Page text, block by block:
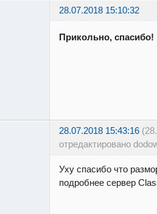
28.07.2018 15:10:32
Прикольно, спасибо!
28.07.2018 15:43:16
отредактировано
Уху спасибо что
подробнее сервер